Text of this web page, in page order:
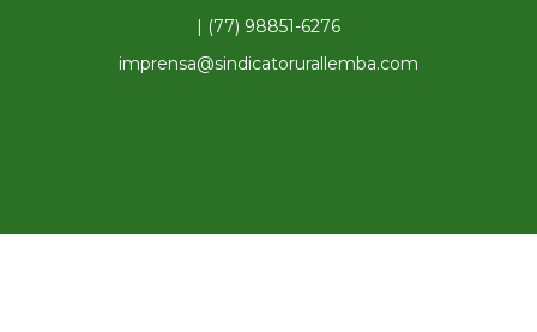
| (77) 98851-6276
imprensa@sindicatorurallemba.com